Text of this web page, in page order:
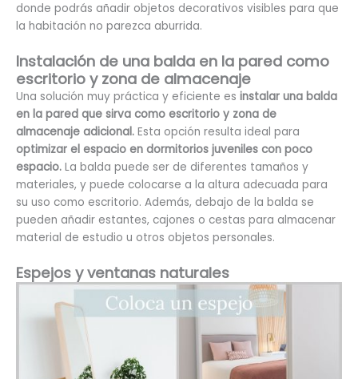
donde podrás añadir objetos decorativos visibles para que
la habitación no parezca aburrida.
Instalación de una balda en la pared como
escritorio y zona de almacenaje
Una solución muy práctica y eficiente es instalar una balda
en la pared que sirva como escritorio y zona de
almacenaje adicional. Esta opción resulta ideal para
optimizar el espacio en dormitorios juveniles con poco
espacio. La balda puede ser de diferentes tamaños y
materiales, y puede colocarse a la altura adecuada para
su uso como escritorio. Además, debajo de la balda se
pueden añadir estantes, cajones o cestas para almacenar
material de estudio u otros objetos personales.
Espejos y ventanas naturales